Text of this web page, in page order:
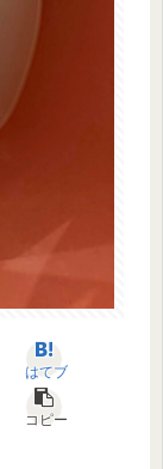
はてブ
コピー